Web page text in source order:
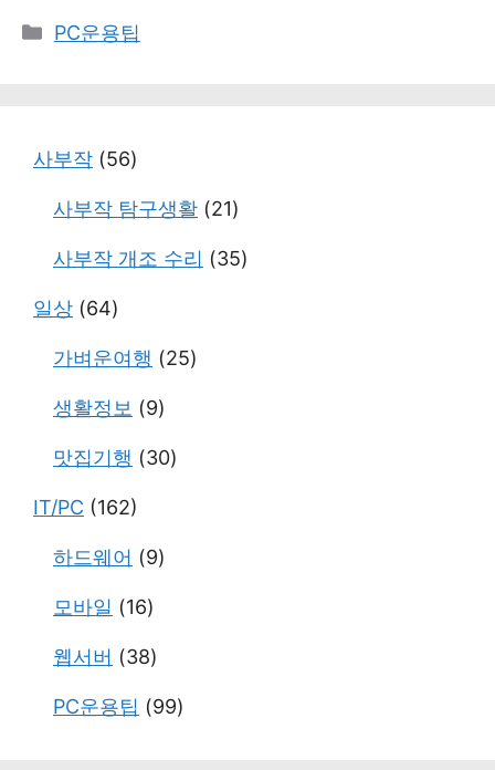
카
PC운용팁
사부작 (56)
사부작 탐구생활 (21)
사부작 개조 수리 (35)
일상 (64)
가벼운여행 (25)
생활정보 (9)
맛집기행 (30)
IT/PC (162)
하드웨어 (9)
모바일 (16)
웹서버 (38)
PC운용팁 (99)